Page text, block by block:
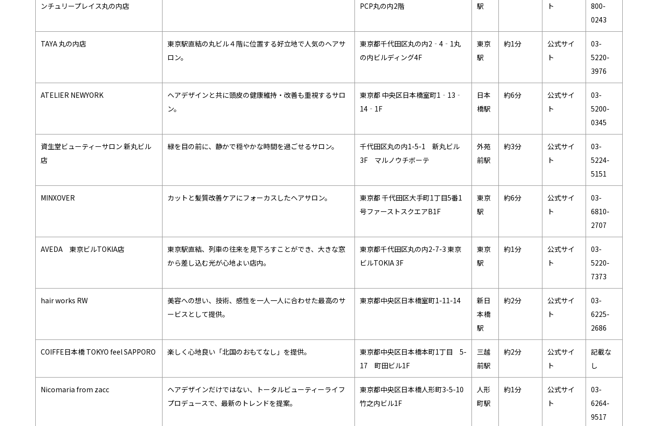
ンチュリープレイス丸の内店
PCP丸の内2階
駅
ト
800-
0243
TAYA 丸の内店
東京駅直結の丸ビル４階に位置する好立地で人気のヘアサ
ロン。
東京都千代田区丸の内2‐4‐1丸
の内ビルディング4F
東京
駅
約1分
公式サイ
ト
03-
5220-
3976
ATELIER NEWYORK
ヘアデザインと共に頭皮の健康維持・改善も重視するサロ
ン。
東京都 中央区日本橋室町1‐13‐
14‐1F
日本
橋駅
約6分
公式サイ
ト
03-
5200-
0345
資生堂ビューティーサロン 新丸ビル
店
緑を目の前に、静かで穏やかな時間を過ごせるサロン。
千代田区丸の内1-5-1 新丸ビル
3F マルノウチボーテ
外苑
前駅
約3分
公式サイ
ト
03-
5224-
5151
MINXOVER カットと髪質改善ケアにフォーカスしたヘアサロン。
東京都 千代田区大手町1丁目5番1
号ファーストスクエアB1F
東京
駅
約6分
公式サイ
ト
03-
6810-
2707
AVEDA 東京ビルTOKIA店
東京駅直結、列車の往来を見下ろすことができ、大きな窓
から差し込む光が心地よい店内。
東京都千代田区丸の内2-7-3 東京
ビルTOKIA 3F
東京
駅
約1分
公式サイ
ト
03-
5220-
7373
hair works RW
美容への想い、技術、感性を一人一人に合わせた最高のサ
ービスとして提供。
東京都中央区日本橋室町1-11-14
新日
本橋
駅
約2分
公式サイ
ト
03-
6225-
2686
COIFFE日本橋 TOKYO feel SAPPORO 楽しく心地良い「北国のおもてなし」を提供。
東京都中央区日本橋本町1丁目 5-
17 町田ビル1F
三越
前駅
約2分
公式サイ
ト
記載な
し
Nicomaria from zacc
ヘアデザインだけではない、トータルビューティーライフ
プロデュースで、最新のトレンドを提案。
東京都中央区日本橋人形町3-5-10
竹之内ビル1F
人形
町駅
約1分
公式サイ
ト
03-
6264-
9517